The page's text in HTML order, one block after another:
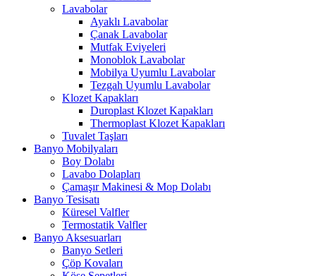
Lavabolar
Ayaklı Lavabolar
Çanak Lavabolar
Mutfak Eviyeleri
Monoblok Lavabolar
Mobilya Uyumlu Lavabolar
Tezgah Uyumlu Lavabolar
Klozet Kapakları
Duroplast Klozet Kapakları
Thermoplast Klozet Kapakları
Tuvalet Taşları
Banyo Mobilyaları
Boy Dolabı
Lavabo Dolapları
Çamaşır Makinesi & Mop Dolabı
Banyo Tesisatı
Küresel Valfler
Termostatik Valfler
Banyo Aksesuarları
Banyo Setleri
Çöp Kovaları